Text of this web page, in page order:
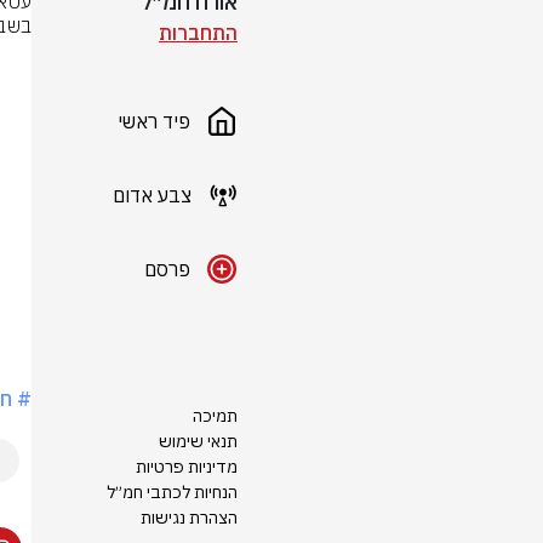
התחברות
פיד ראשי
צבע אדום
פרסם
תמיכה
תנאי שימוש
מדיניות פרטיות
הנחיות לכתבי חמ״ל
הצהרת נגישות
בשבי:
#